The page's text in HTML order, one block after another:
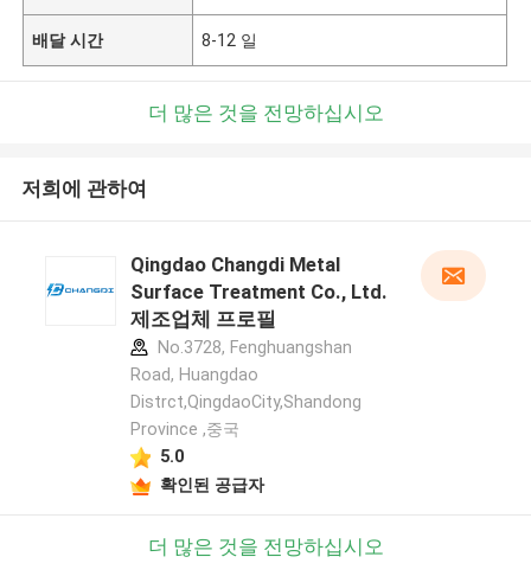
배달 시간 8-12 일
더 많은 것을 전망하십시오
저희에 관하여
Qingdao Changdi Metal
Surface Treatment Co., Ltd.
제조업체 프로필
No.3728, Fenghuangshan
Road, Huangdao
Distrct,QingdaoCity,Shandong
Province ,중국
5.0
확인된 공급자
더 많은 것을 전망하십시오